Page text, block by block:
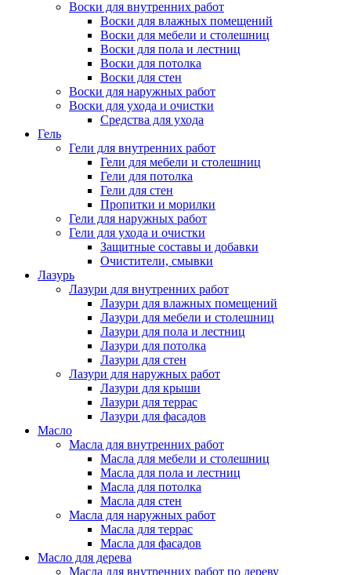
Воски для внутренних работ
Воски для влажных помещений
Воски для мебели и столешниц
Воски для пола и лестниц
Воски для потолка
Воски для стен
Воски для наружных работ
Воски для ухода и очистки
Средства для ухода
Гель
Гели для внутренних работ
Гели для мебели и столешниц
Гели для потолка
Гели для стен
Пропитки и морилки
Гели для наружных работ
Гели для ухода и очистки
Защитные составы и добавки
Очистители, смывки
Лазурь
Лазури для внутренних работ
Лазури для влажных помещений
Лазури для мебели и столешниц
Лазури для пола и лестниц
Лазури для потолка
Лазури для стен
Лазури для наружных работ
Лазури для крыши
Лазури для террас
Лазури для фасадов
Масло
Масла для внутренних работ
Масла для мебели и столешниц
Масла для пола и лестниц
Масла для потолка
Масла для стен
Масла для наружных работ
Масла для террас
Масла для фасадов
Масло для дерева
Масла для внутренних работ по дереву